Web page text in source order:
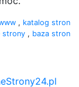
, katalog stron
strony , baza stron